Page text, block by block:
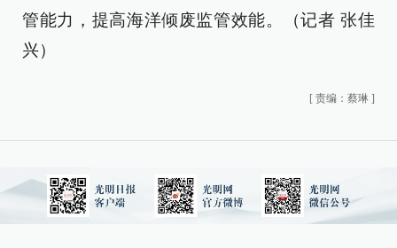
管能力，提高海洋倾废监管效能。（记者 张佳
兴）
[ 责编：蔡琳 ]